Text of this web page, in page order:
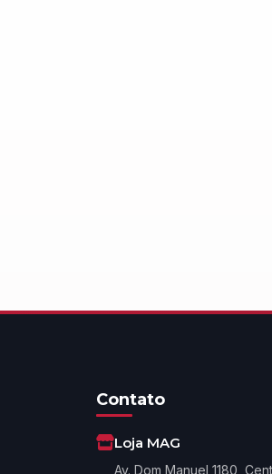
Contato
Loja MAG
Av. Dom Manuel 1180,